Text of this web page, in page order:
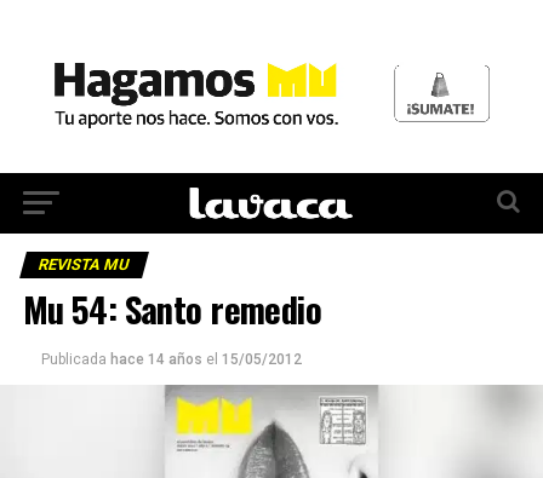
REVISTA MU
Mu 54: Santo remedio
Publicada hace 14 años el 15/05/2012